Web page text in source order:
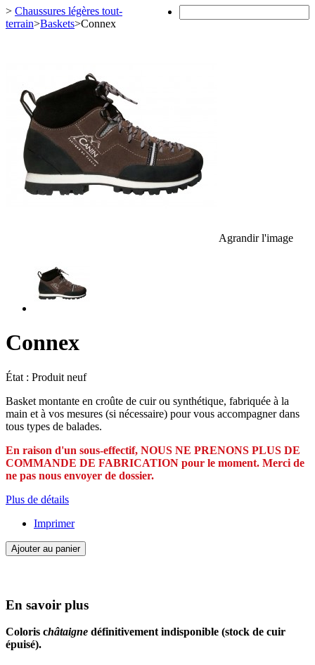
> Chaussures légères tout-
terrain>Baskets>Connex
Agrandir l'image
Connex
État : Produit neuf
Basket montante en croûte de cuir ou synthétique, fabriquée à la
main et à vos mesures (si nécessaire) pour vous accompagner dans
tous types de balades.
En raison d'un sous-effectif, NOUS NE PRENONS PLUS DE
COMMANDE DE FABRICATION pour le moment. Merci de
ne pas nous envoyer de dossier.
Plus de détails
Imprimer
Ajouter au panier
En savoir plus
Coloris châtaigne définitivement indisponible (stock de cuir
épuisé).